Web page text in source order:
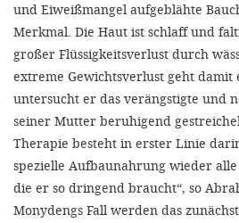
und Eiweißmangel aufgeblähte
Merkmal. Die Haut ist schlaff und
großer Flüssigkeitsverlust durch
extreme Gewichtsverlust geht damit
untersucht er das verängstigte und
seiner Mutter beruhigend
Therapie besteht in erster Linie
spezielle Aufbaunahrung wieder
die er so dringend braucht“, so
Monydengs Fall werden das